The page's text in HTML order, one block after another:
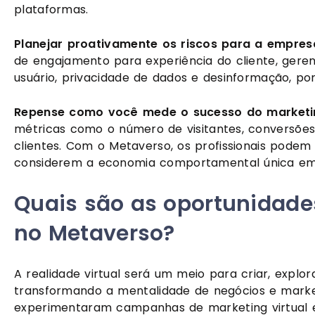
plataformas.
Planejar proativamente os riscos para a
de engajamento para experiência do cliente,
usuário, privacidade de dados e desinformação,
Repense como você mede o sucesso do
métricas como o número de visitantes,
clientes. Com o Metaverso, os profissionais
considerem a economia comportamental única
Quais são as
no Metaverso?
A realidade virtual será um meio para criar,
transformando a mentalidade de negócios e
experimentaram campanhas de marketing virtual